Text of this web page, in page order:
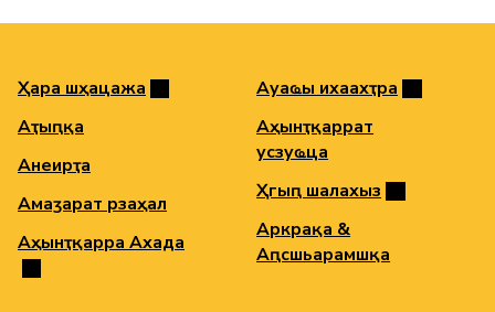
Ҳара шәҳацәажәа
Аҭыԥқәа
Анеирҭа
Амаӡаратә рзаҳал
Аҳәынҭқарра Ахада
Ауаҩы ихәаахәҭра
Аҳәынҭқарратә
усзуҩцәа
Ҳгәыԥ шәалахәыз
Аркрақәа &
Аԥсшьарамшқәа